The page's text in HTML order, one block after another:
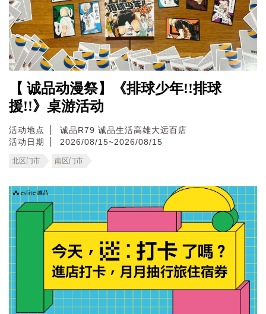
【 诚品动漫祭】《排球少年!!排球
援!!》桌游活动
活动地点 诚品R79 诚品生活高雄大远百店
活动日期
2026/08/15~2026/08/15
北区门市 南区门市